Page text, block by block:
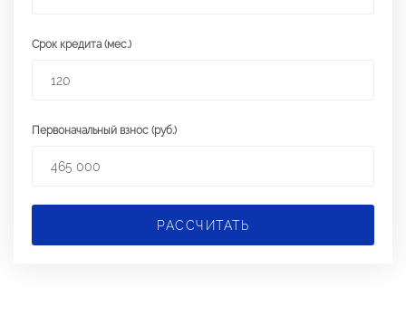
Срок кредита (мес.)
Первоначальный взнос (руб.)
РАССЧИТАТЬ